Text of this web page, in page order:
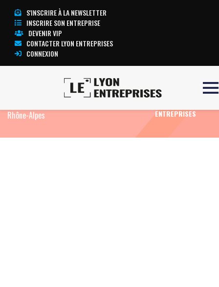
S'INSCRIRE À LA NEWSLETTER
INSCRIRE SON ENTREPRISE
DEVENIR VIP
CONTACTER LYON ENTREPRISES
CONNEXION
Export : l’Italie devient le
Rhône-Alpes
TOUTE
ENTREPRISES